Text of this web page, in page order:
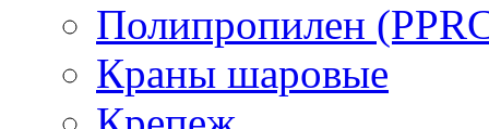
Полипропилен
Краны шаровые